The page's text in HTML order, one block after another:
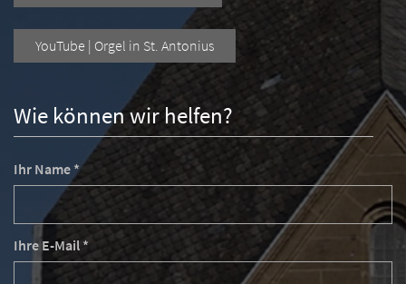
Wie können wir helfen?
Ihr Name *
Ihre E-Mail *
YouTube | Orgel in St. Antonius